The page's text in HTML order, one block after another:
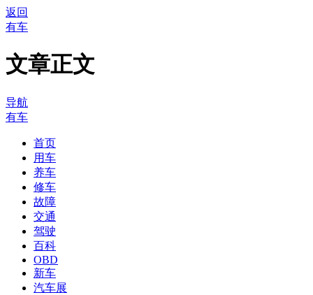
返回
有车
文章正文
导航
有车
首页
用车
养车
修车
故障
交通
驾驶
百科
OBD
新车
汽车展